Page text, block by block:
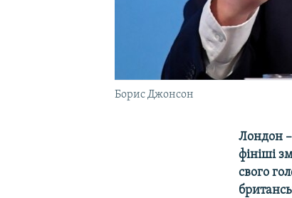
Борис Джонсон
Лондон –
фініші
свого